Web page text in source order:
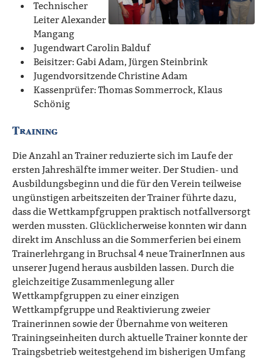
Technischer
Leiter Alexander
Mangang
Jugendwart Carolin Balduf
Beisitzer: Gabi Adam, Jürgen Steinbrink
Jugendvorsitzende Christine Adam
Kassenprüfer: Thomas Sommerrock, Klaus
Schönig
Training
Die Anzahl an Trainer reduzierte sich im Laufe der
ersten Jahreshälfte immer weiter. Der Studien- und
Ausbildungsbeginn und die für den Verein teilweise
ungünstigen arbeitszeiten der Trainer führte dazu,
dass die Wettkampfgruppen praktisch notfallversorgt
werden mussten. Glücklicherweise konnten wir dann
direkt im Anschluss an die Sommerferien bei einem
Trainerlehrgang in Bruchsal 4 neue TrainerInnen aus
unserer Jugend heraus ausbilden lassen. Durch die
gleichzeitige Zusammenlegung aller
Wettkampfgruppen zu einer einzigen
Wettkampfgruppe und Reaktivierung zweier
Trainerinnen sowie der Übernahme von weiteren
Trainingseinheiten durch aktuelle Trainer konnte der
Traingsbetrieb weitestgehend im bisherigen Umfang